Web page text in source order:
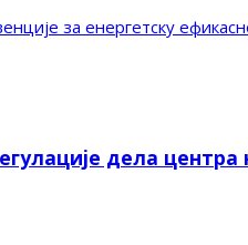
за енергетску
дела